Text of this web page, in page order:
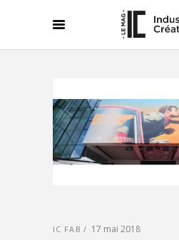
IC FAB 17 mai 2018